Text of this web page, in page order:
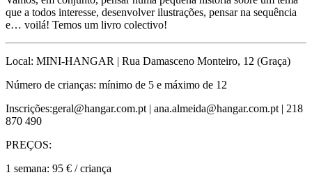
que a todos interesse, desenvolver ilustrações, pensar na sequência
e… voilá! Temos um livro colectivo!
Local: MINI-HANGAR | Rua Damasceno Monteiro, 12 (Graça)
Número de crianças: mínimo de 5 e máximo de 12
Inscrições:geral@hangar.com.pt | ana.almeida@hangar.com.pt | 218
870 490
PREÇOS:
1 semana: 95 € / criança